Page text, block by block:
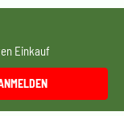
Einkauf